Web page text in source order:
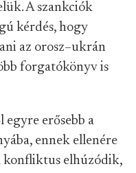
A szankciók
kérdés, hogy
az orosz–ukrán
forgatókönyv is
erősebb a
ennek ellenére
konfliktus elhúzódik,